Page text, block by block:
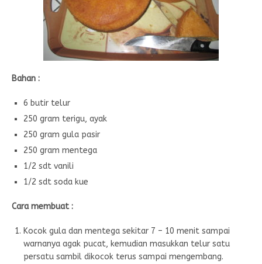
Bahan :
6 butir telur
250 gram terigu, ayak
250 gram gula pasir
250 gram mentega
1/2 sdt vanili
1/2 sdt soda kue
Cara membuat :
Kocok gula dan mentega sekitar 7 – 10 menit sampai
warnanya agak pucat, kemudian masukkan telur satu
persatu sambil dikocok terus sampai mengembang.